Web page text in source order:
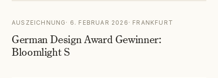
AUSZEICHNUNG · 6. FEBRUAR 2026 · FRANKFURT
German Design Award Gewinner:
Bloomlight S